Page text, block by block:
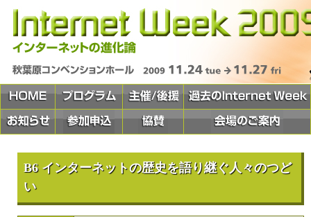
B6 インターネットの歴史を語り継ぐ人々のつど
い